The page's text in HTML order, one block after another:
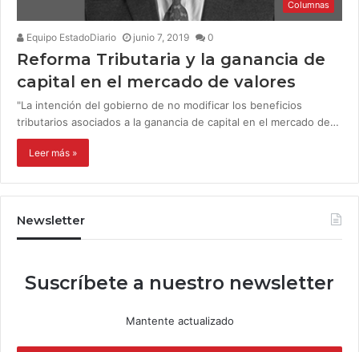
Columnas
Equipo EstadoDiario junio 7, 2019 0
Reforma Tributaria y la ganancia de
capital en el mercado de valores
"La intención del gobierno de no modificar los beneficios
tributarios asociados a la ganancia de capital en el mercado de…
Leer más »
Newsletter
Suscríbete a nuestro newsletter
Mantente actualizado